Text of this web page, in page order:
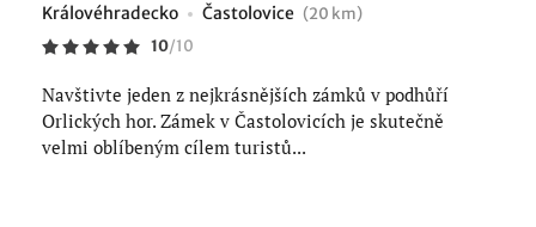
Královéhradecko Častolovice (20 km)
10/10
Navštivte jeden z nejkrásnějších zámků v podhůří
Orlických hor. Zámek v Častolovicích je skutečně
velmi oblíbeným cílem turistů...